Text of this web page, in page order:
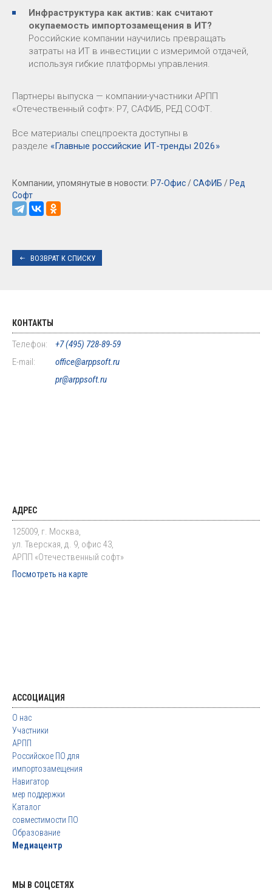
Инфраструктура как актив: как считают
окупаемость импортозамещения в ИТ?
Российские компании научились превращать
затраты на ИТ в инвестиции с измеримой отдачей,
используя гибкие платформы управления.
Партнеры выпуска — компании-участники АРПП
«Отечественный софт»: Р7, САФИБ, РЕД СОФТ.
Все материалы спецпроекта доступны в
разделе «Главные российские ИТ-тренды 2026»
Компании, упомянутые в новости: Р7-Офис /САФИБ / Ред
Софт
ВОЗВРАТ К СПИСКУ
КОНТАКТЫ
Телефон:
+7 (495) 728-89-59
E-mail:
office@arppsoft.ru
pr@arppsoft.ru
АДРЕС
125009, г. Москва,
ул. Тверская, д. 9, офис 43,
АРПП «Отечественный софт»
Посмотреть на карте
АССОЦИАЦИЯ
О нас
Участники
АРПП
Российское ПО для
импортозамещения
Навигатор
мер поддержки
Каталог
совместимости ПО
Образование
Медиацентр
МЫ В СОЦСЕТЯХ